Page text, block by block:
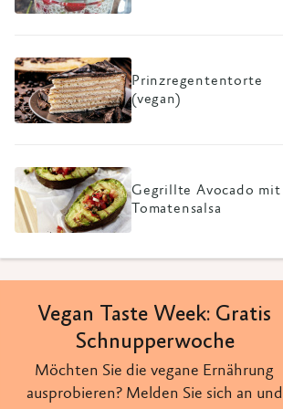
Prinzregententorte
(vegan)
Gegrillte Avocado mit
Tomatensalsa
Vegan Taste Week: Gratis
Schnupperwoche
Möchten Sie die vegane Ernährung
ausprobieren? Melden Sie sich an und